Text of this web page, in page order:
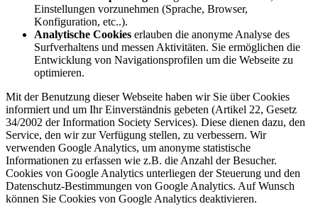
Einstellungen vorzunehmen (Sprache, Browser,
Konfiguration, etc..).
Analytische Cookies erlauben die anonyme Analyse des
Surfverhaltens und messen Aktivitäten. Sie ermöglichen die
Entwicklung von Navigationsprofilen um die Webseite zu
optimieren.
Mit der Benutzung dieser Webseite haben wir Sie über Cookies
informiert und um Ihr Einverständnis gebeten (Artikel 22, Gesetz
34/2002 der Information Society Services). Diese dienen dazu, den
Service, den wir zur Verfügung stellen, zu verbessern. Wir
verwenden Google Analytics, um anonyme statistische
Informationen zu erfassen wie z.B. die Anzahl der Besucher.
Cookies von Google Analytics unterliegen der Steuerung und den
Datenschutz-Bestimmungen von Google Analytics. Auf Wunsch
können Sie Cookies von Google Analytics deaktivieren.